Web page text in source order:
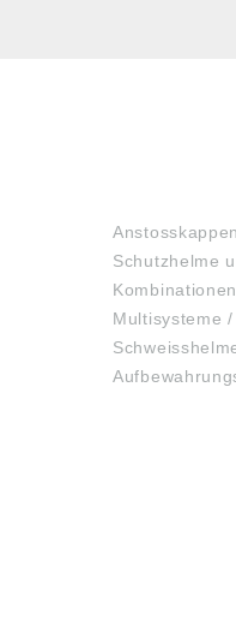
Anstosskappen
Schutzhelme
Kombinationen
Multisysteme